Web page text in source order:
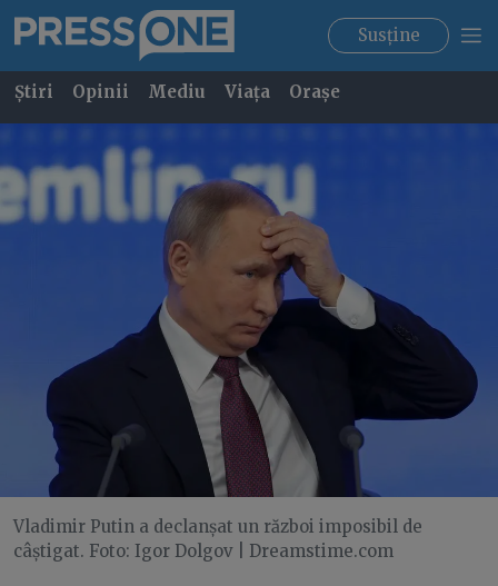
Susține
Știri Opinii Mediu Viața Orașe
Vladimir Putin a declanșat un război imposibil de
câștigat. Foto: Igor Dolgov | Dreamstime.com